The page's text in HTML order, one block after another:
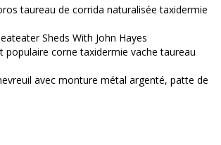
taureau de corrida naturalisée taxidermie
Sheds With John Hayes
populaire corne taxidermie vache taureau
avec monture métal argenté, patte de